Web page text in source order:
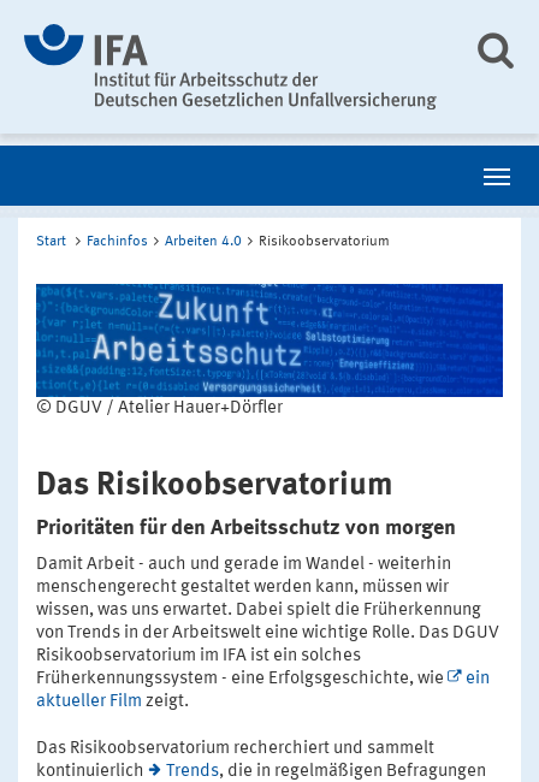
Start Fachinfos Arbeiten 4.0 Risikoobservatorium
© DGUV / Atelier Hauer+Dörfler
Das Risikoobservatorium
Prioritäten für den Arbeitsschutz von morgen
Damit Arbeit - auch und gerade im Wandel - weiterhin
menschengerecht gestaltet werden kann, müssen wir
wissen, was uns erwartet. Dabei spielt die Früherkennung
von Trends in der Arbeitswelt eine wichtige Rolle. Das DGUV
Risikoobservatorium im IFA ist ein solches
Früherkennungssystem - eine Erfolgsgeschichte, wie
ein
aktueller Film zeigt.
Das Risikoobservatorium recherchiert und sammelt
kontinuierlich
Trends, die in regelmäßigen Befragungen